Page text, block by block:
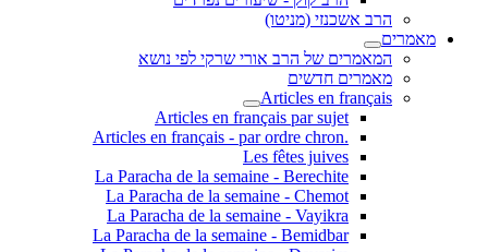
הרב אשכנזי (מניטו)
מאמרים
המאמרים של הרב אורי שרקי לפי נושא
מאמרים חדשים
Articles en français
Articles en français par sujet
.Articles en français - par ordre chron
Les fêtes juives
La Paracha de la semaine - Berechite
La Paracha de la semaine - Chemot
La Paracha de la semaine - Vayikra
La Paracha de la semaine - Bemidbar